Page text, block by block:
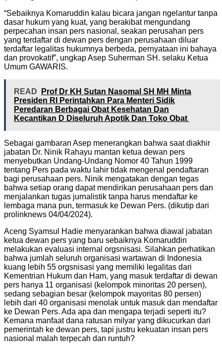
“Sebaiknya Komaruddin kalau bicara jangan ngelantur tanpa
dasar hukum yang kuat, yang berakibat mengundang
perpecahan insan pers nasional, seakan perusahan pers
yang terdaftar di dewan pers dengan perusahaan diluar
terdaftar legalitas hukumnya berbeda, pernyataan ini bahaya
dan provokatif”, ungkap Asep Suherman SH. selaku Ketua
Umum GAWARIS.
READ
Prof Dr KH Sutan Nasomal SH MH Minta
Presiden RI Perintahkan Para Menteri Sidik
Peredaran Berbagai Obat Kesehatan Dan
Kecantikan D Diseluruh Apotik Dan Toko Obat
Sebagai gambaran Asep menerangkan bahwa saat diakhir
jabatan Dr. Ninik Rahayu mantan ketua dewan pers
menyebutkan Undang-Undang Nomor 40 Tahun 1999
tentang Pers pada waktu lahir tidak mengenal pendaftaran
bagi perusahaan pers. Ninik mengatakan dengan tegas
bahwa setiap orang dapat mendirikan perusahaan pers dan
menjalankan tugas jurnalistik tanpa harus mendaftar ke
lembaga mana pun, termasuk ke Dewan Pers. (dikutip dari
prolinknews 04/04/2024).
Aceng Syamsul Hadie menyarankan bahwa diawal jabatan
ketua dewan pers yang baru sebaiknya Komaruddin
melakukan evaluasi internal orgsnisasi. Silahkan perhatikan
bahwa jumlah seluruh organisasi wartawan di Indonesia
kuang lebih 55 orgsnisasi yang memiliki legalitas dari
Kementrian Hukum dan Ham, yang masuk terdaftar di dewan
pers hanya 11 organisasi (kelompok minoritas 20 persen),
sedang sebagian besar (kelompok mayoritas 80 persen)
lebih dari 40 organisasi menolak untuk masuk dan mendaftar
ke Dewan Pers. Ada apa dan mengapa terjadi seperti itu?
Kemana manfaat dana ratusan milyar yang dikucurkan dari
pemerintah ke dewan pers, tapi justru kekuatan insan pers
nasional malah terpecah dan runtuh?